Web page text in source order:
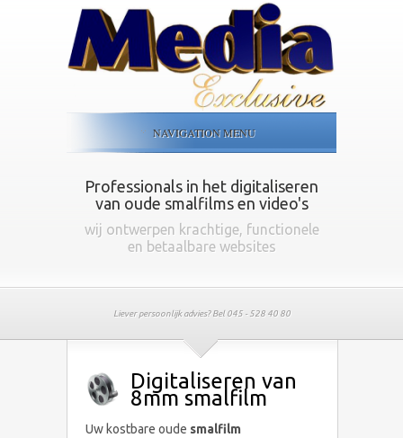
NAVIGATION MENU
Professionals in het digitaliseren
van oude smalfilms en video's
wij ontwerpen krachtige, functionele
en betaalbare websites
Liever persoonlijk advies? Bel 045 - 528 40 80
Digitaliseren van
8mm smalfilm
Uw kostbare oude smalfilm